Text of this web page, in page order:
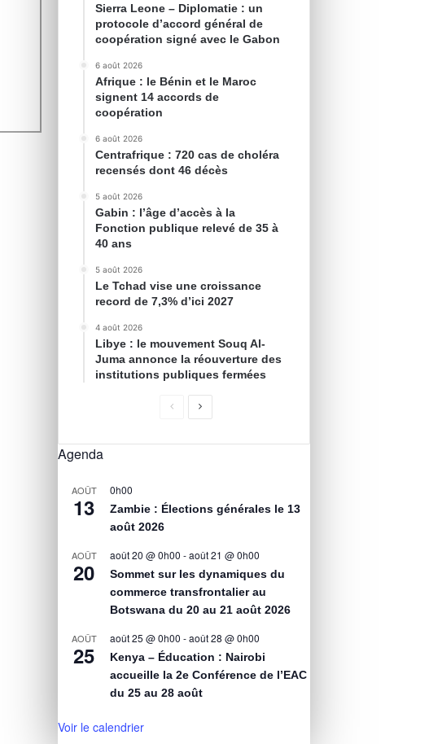
Sierra Leone – Diplomatie : un
protocole d’accord général de
coopération signé avec le Gabon
6 août 2026
Afrique : le Bénin et le Maroc
signent 14 accords de
coopération
6 août 2026
Centrafrique : 720 cas de choléra
recensés dont 46 décès
5 août 2026
Gabin : l’âge d’accès à la
Fonction publique relevé de 35 à
40 ans
5 août 2026
Le Tchad vise une croissance
record de 7,3% d’ici 2027
4 août 2026
Libye : le mouvement Souq Al-
Juma annonce la réouverture des
institutions publiques fermées
Agenda
AOÛT
13
0h00
Zambie : Élections générales le 13
août 2026
AOÛT
20
août 20 @ 0h00 -août 21 @ 0h00
Sommet sur les dynamiques du
commerce transfrontalier au
Botswana du 20 au 21 août 2026
AOÛT
25
août 25 @ 0h00 -août 28 @ 0h00
Kenya – Éducation : Nairobi
accueille la 2e Conférence de l’EAC
du 25 au 28 août
Voir le calendrier